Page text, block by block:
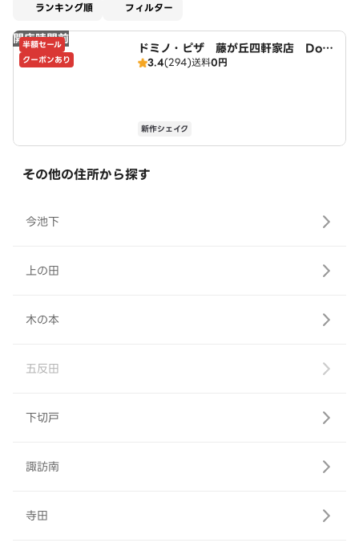
ランキング順 フィルター
開店時間前
半額セール
クーポンあり
ドミノ・ピザ 藤が丘四軒家店 Domi
no's
3.4(294)送料0円
新作シェイク
その他の住所から探す
今池下
上の田
木の本
五反田
下切戸
諏訪南
寺田